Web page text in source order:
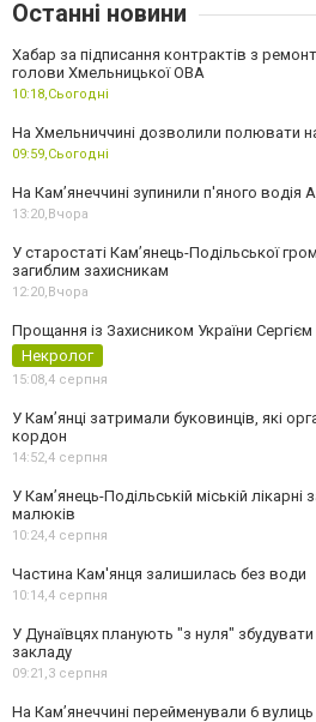
Останні новини
Хабар за підписання контрактів з
голови Хмельницької ОВА
10:18,Сьогодні
На Хмельниччині дозволили полювати
09:59,Сьогодні
На Камʼянеччині зупинили п'яного водія
13:20,Вчора
У старостаті Кам’янець-Подільської
загиблим захисникам
12:20,Вчора
Прощання із Захисником України
Некролог
15:08,4 серпня
У Кам’янці затримали буковинців, які
кордон
14:52,4 серпня
У Кам’янець-Подільській міській
малюків
10:24,4 серпня
Частина Кам'янця залишилась без води
10:14,4 серпня
У Дунаївцях планують "з нуля"
закладу
09:21,3 серпня
На Камʼянеччині перейменували 6 вулиць